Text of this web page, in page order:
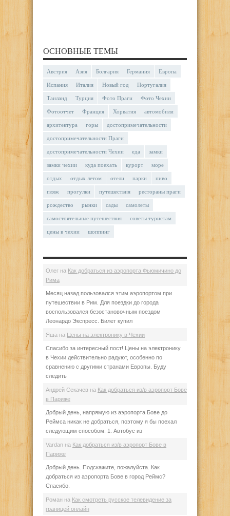
ОСНОВНЫЕ ТЕМЫ
Австрия Азия Болгария Германия Европа
Испания Италия Новый год Португалия
Таиланд Турция Фото Праги Фото Чехии
Фотоотчет Франция Хорватия автомобили
архитектура горы достопримечательности
достопримечательности Праги
достопримечательности Чехии еда замки
замки чехии куда поехать курорт море
отдых отдых летом отели парки пиво
пляж прогулки путешествия рестораны праги
рождество рынки сады самолеты
самостоятельные путешествия советы туристам
цены в чехии шоппинг
Олег на Как добраться из аэропорта Фьюмичино до
Рима
Месяц назад пользовался этим аэропортом при
путешествии в Рим. Для поездки до города
воспользовался безостановочным поездом
Леонардо Экспресс. Билет купил
Яша на Цены на электронику в Чехии
Спасибо за интересный пост! Цены на электронику
в Чехии действительно радуют, особенно по
сравнению с другими странами Европы. Буду
следить
Андрей Секачев на Как добраться из/в аэропорт Бове
в Париже
Добрый день, напрямую из аэропорта Бове до
Реймса никак не добраться, поэтому я бы поехал
следующим способом. 1. Автобус из
Vardan на Как добраться из/в аэропорт Бове в
Париже
Добрый день. Подскажите, пожалуйста. Как
добраться из аэропорта Бове в город Реймс?
Спасибо.
Роман на Как смотреть русское телевидение за
границей онлайн